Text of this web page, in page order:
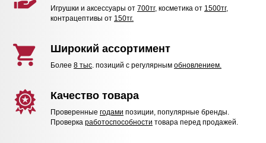
Игрушки и аксессуары от 700тг, косметика от 1500тг,
контрацептивы от 150тг.
Широкий ассортимент
Более 8 тыс. позиций с регулярным обновлением.
Качество товара
Проверенные годами позиции, популярные бренды.
Проверка работоспособности товара перед продажей.